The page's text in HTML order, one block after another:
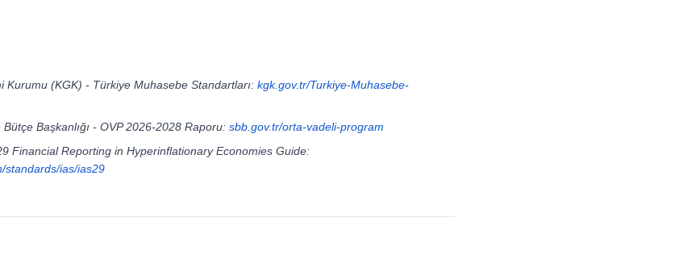
Kurumu (KGK) - Türkiye Muhasebe Standartları: kgk.gov.tr/Turkiye-Muhasebe-
Başkanlığı - OVP 2026-2028 Raporu: sbb.gov.tr/orta-vadeli-program
Financial Reporting in Hyperinflationary Economies Guide:
standards/ias/ias29